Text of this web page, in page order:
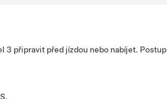
3 připravit před jízdou nebo nabíjet. Postup